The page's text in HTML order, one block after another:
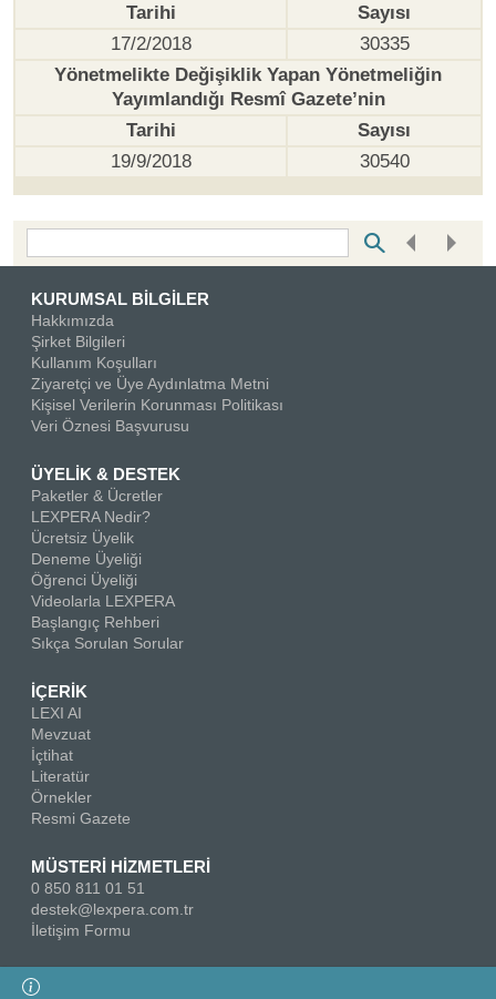
Tarihi
Sayısı
17/2/2018
30335
Yönetmelikte Değişiklik Yapan Yönetmeliğin
Yayımlandığı Resmî Gazete’nin
Tarihi
Sayısı
19/9/2018
30540
KURUMSAL BİLGİLER
Hakkımızda
Şirket Bilgileri
Kullanım Koşulları
Ziyaretçi ve Üye Aydınlatma Metni
Kişisel Verilerin Korunması Politikası
Veri Öznesi Başvurusu
ÜYELİK & DESTEK
Paketler & Ücretler
LEXPERA Nedir?
Ücretsiz Üyelik
Deneme Üyeliği
Öğrenci Üyeliği
Videolarla LEXPERA
Başlangıç Rehberi
Sıkça Sorulan Sorular
İÇERİK
LEXI AI
Mevzuat
İçtihat
Literatür
Örnekler
Resmi Gazete
MÜSTERİ HİZMETLERİ
0 850 811 01 51
destek@lexpera.com.tr
İletişim Formu
Bizi Takip Edin